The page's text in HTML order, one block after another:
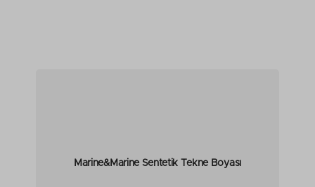
Marine&Marine Sentetik Tekne Boyası